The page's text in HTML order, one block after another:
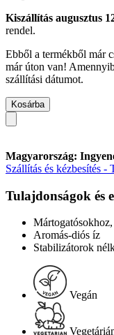
Kiszállítás augusztus
rendel.
Ebből a termékből már
már úton van!
szállítási dátumot.
Kosárba
Magyarország:
Szállítás és kézbesítés
Tulajdonságok és
Aromás-diós íz
Stabilizátorok
Vegán